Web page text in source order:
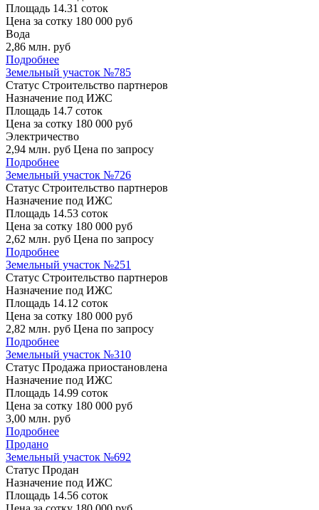
Площадь 14.31 соток
Цена за сотку 180 000 руб
Вода
2,86 млн. руб
Подробнее
Земельный участок №785
Статус Строительство партнеров
Назначение под ИЖС
Площадь 14.7 соток
Цена за сотку 180 000 руб
Электричество
2,94 млн. руб Цена по запросу
Подробнее
Земельный участок №726
Статус Строительство партнеров
Назначение под ИЖС
Площадь 14.53 соток
Цена за сотку 180 000 руб
2,62 млн. руб Цена по запросу
Подробнее
Земельный участок №251
Статус Строительство партнеров
Назначение под ИЖС
Площадь 14.12 соток
Цена за сотку 180 000 руб
2,82 млн. руб Цена по запросу
Подробнее
Земельный участок №310
Статус Продажа приостановлена
Назначение под ИЖС
Площадь 14.99 соток
Цена за сотку 180 000 руб
3,00 млн. руб
Подробнее
Продано
Земельный участок №692
Статус Продан
Назначение под ИЖС
Площадь 14.56 соток